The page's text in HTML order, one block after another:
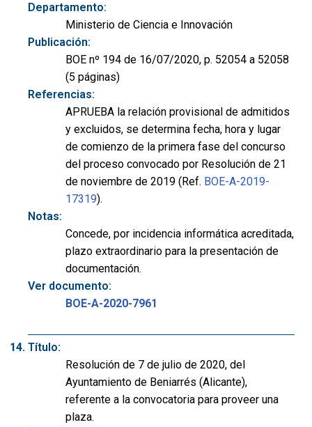
Departamento:
Ministerio de Ciencia e Innovación
Publicación:
BOE nº 194 de 16/07/2020, p. 52054 a 52058
(5 páginas)
Referencias:
APRUEBA la relación provisional de admitidos
y excluidos, se determina fecha, hora y lugar
de comienzo de la primera fase del concurso
del proceso convocado por Resolución de 21
de noviembre de 2019 (Ref. BOE-A-2019-
17319).
Notas:
Concede, por incidencia informática acreditada,
plazo extraordinario para la presentación de
documentación.
Ver documento:
BOE-A-2020-7961
Título:
Resolución de 7 de julio de 2020, del
Ayuntamiento de Beniarrés (Alicante),
referente a la convocatoria para proveer una
plaza.